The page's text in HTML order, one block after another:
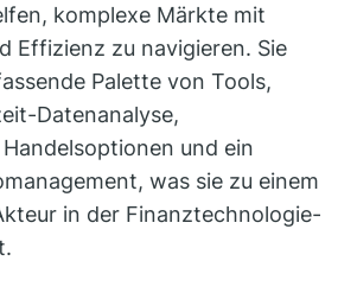
komplexe Märkte mit
Effizienz zu navigieren. Sie
Palette von Tools,
Datenanalyse,
und ein
was sie zu einem
in der Finanztechnologie-